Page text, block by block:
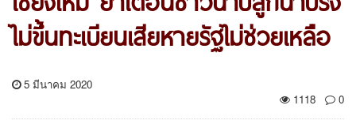
ไม่ขึ้นทะเบียนเสียหายรัฐไม่ช่วยเหลือ
5 มีนาคม 2020
1118
0